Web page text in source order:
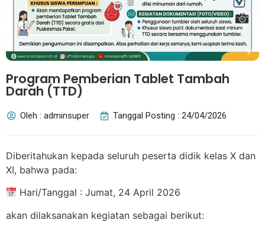
Program Pemberian Tablet Tambah
Darah (TTD)
Oleh : adminsuper Tanggal Posting : 24/04/2026
Diberitahukan kepada seluruh peserta didik kelas X dan
XI, bahwa pada:
Hari/Tanggal : Jumat, 24 April 2026
akan dilaksanakan kegiatan sebagai berikut: